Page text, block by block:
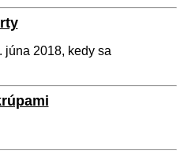
júna 2018, kedy sa